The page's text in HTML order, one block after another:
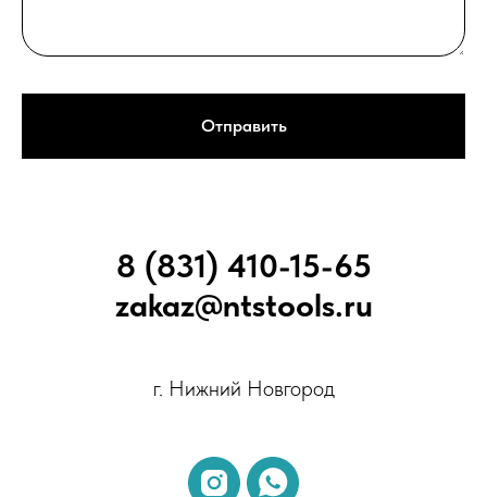
Отправить
8 (831) 410-15-65
zakaz@ntstools.ru
г. Нижний Новгород